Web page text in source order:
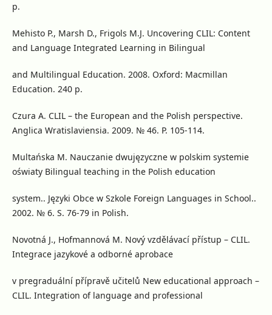
p.
Mehisto P., Marsh D., Frigols M.J. Uncovering CLIL: Content
and Language Integrated Learning in Bilingual
and Multilingual Education. 2008. Oxford: Macmillan
Education. 240 p.
Czura A. CLIL – the European and the Polish perspective.
Anglica Wratislaviensia. 2009. № 46. Р. 105-114.
Multańska M. Nauczanie dwujęzyczne w polskim systemie
oświaty Bilingual teaching in the Polish education
system.. Języki Obce w Szkole Foreign Languages in School..
2002. № 6. S. 76-79 in Polish.
Novotná J., Hofmannová M. Nový vzdělávací přístup – CLIL.
Integrace jazykové a odborné aprobace
v pregraduální přípravě učitelů New educational approach –
CLIL. Integration of language and professional